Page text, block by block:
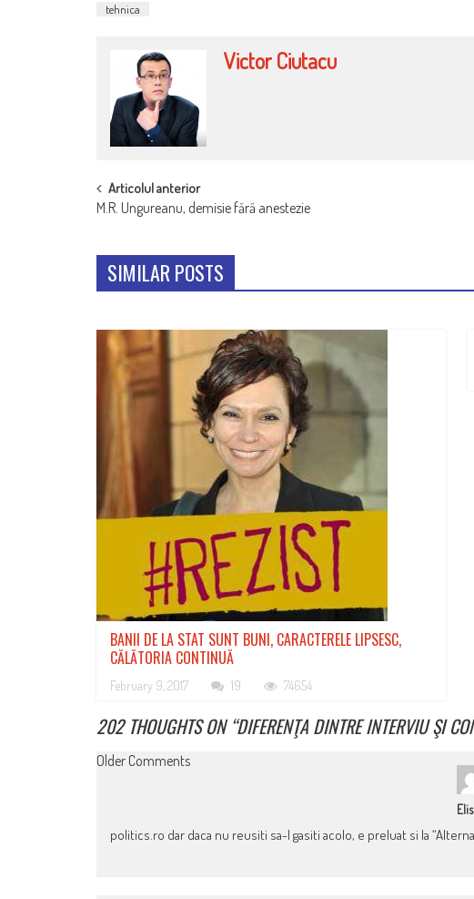
tehnica
Victor Ciutacu
POST
NAVIGATION
Articolul anterior
M.R. Ungureanu, demisie fără anestezie
SIMILAR POSTS
BANII DE LA STAT SUNT BUNI, CARACTERELE LIPSESC,
CĂLĂTORIA CONTINUĂ
February 9, 2017 19 74654
202 THOUGHTS ON “DIFERENŢA DINTRE INTERVIU ŞI
COMMENT
Older Comments
Elis
politics.ro dar daca nu reusiti sa-l gasiti acolo, e preluat si la